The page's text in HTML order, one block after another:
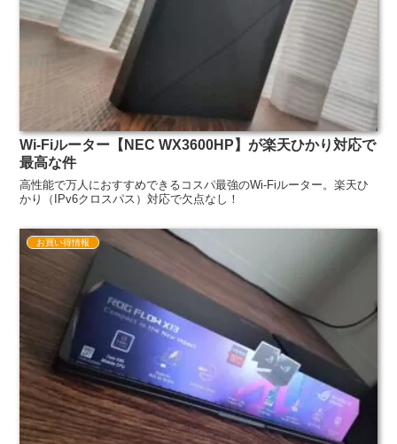
Wi-Fiルーター【NEC WX3600HP】が楽天ひかり対応で
最高な件
高性能で万人におすすめできるコスパ最強のWi-Fiルーター。楽天ひ
かり（IPv6クロスパス）対応で欠点なし！
お買い得情報